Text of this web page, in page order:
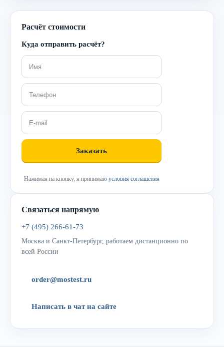
Расчёт стоимости
Куда отправить расчёт?
Нажимая на кнопку, я принимаю условия соглашения
Связаться напрямую
+7 (495) 266-61-73
Москва и Санкт-Петербург, работаем дистанционно по
всей России
order@mostest.ru
Написать в чат на сайте